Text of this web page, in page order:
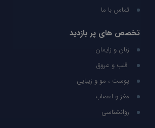
تماس با ما
تخصص های پر بازدید
زنان و زایمان
قلب و عروق
پوست ، مو و زیبایی
مغز و اعصاب
روانشناسی